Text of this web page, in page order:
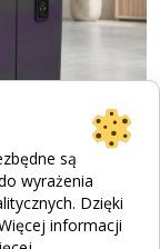
urządzenia
są
wyrażenia
Dzięki
informacji